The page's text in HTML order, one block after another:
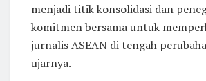
menjadi titik konsolidasi dan
komitmen bersama untuk
jurnalis ASEAN di tengah
ujarnya.